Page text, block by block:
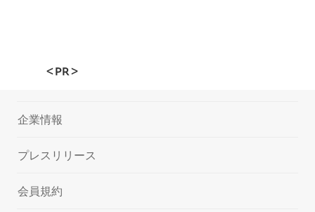
＜PR＞
企業情報
プレスリリース
会員規約